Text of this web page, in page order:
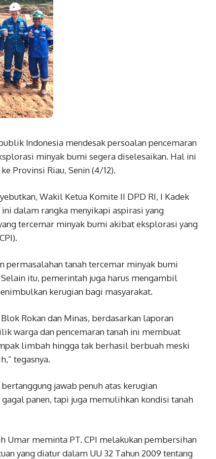
Indonesia mendesak persoalan pencemaran
minyak bumi segera diselesaikan. Hal ini
Provinsi Riau, Senin (4/12).
Wakil Ketua Komite II DPD RI, I Kadek
dalam rangka menyikapi aspirasi yang
tercemar minyak bumi akibat eksplorasi yang
permasalahan tanah tercemar minyak bumi
itu, pemerintah juga harus mengambil
kerugian bagi masyarakat.
Rokan dan Minas, berdasarkan laporan
warga dan pencemaran tanah ini membuat
limbah hingga tak berhasil berbuah meski
tegasnya.
jawab penuh atas kerugian
panen, tapi juga memulihkan kondisi tanah
Umar meminta PT. CPI melakukan pembersihan
yang diatur dalam UU 32 Tahun 2009 tentang